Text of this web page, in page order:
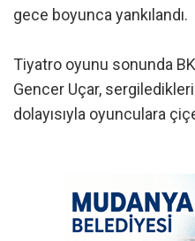
gece boyunca yankılandı.
Tiyatro oyunu sonunda
Gencer Uçar,
dolayısıyla oyunculara